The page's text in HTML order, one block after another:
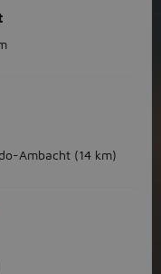
Ambacht (14 km)